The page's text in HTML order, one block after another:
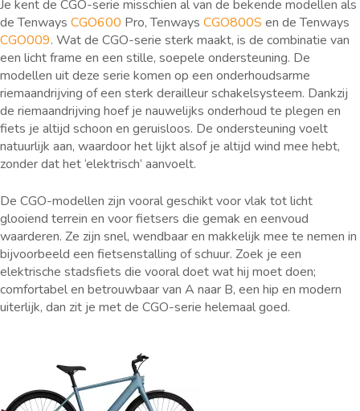
Je kent de CGO-serie misschien al van de bekende modellen als
de Tenways CGO600 Pro, Tenways CGO800S en de Tenways
CGO009. Wat de CGO-serie sterk maakt, is de combinatie van
een licht frame en een stille, soepele ondersteuning. De
modellen uit deze serie komen op een onderhoudsarme
riemaandrijving of een sterk derailleur schakelsysteem. Dankzij
de riemaandrijving hoef je nauwelijks onderhoud te plegen en
fiets je altijd schoon en geruisloos. De ondersteuning voelt
natuurlijk aan, waardoor het lijkt alsof je altijd wind mee hebt,
zonder dat het ‘elektrisch’ aanvoelt.
De CGO-modellen zijn vooral geschikt voor vlak tot licht
glooiend terrein en voor fietsers die gemak en eenvoud
waarderen. Ze zijn snel, wendbaar en makkelijk mee te nemen in
bijvoorbeeld een fietsenstalling of schuur. Zoek je een
elektrische stadsfiets die vooral doet wat hij moet doen;
comfortabel en betrouwbaar van A naar B, een hip en modern
uiterlijk, dan zit je met de CGO-serie helemaal goed.